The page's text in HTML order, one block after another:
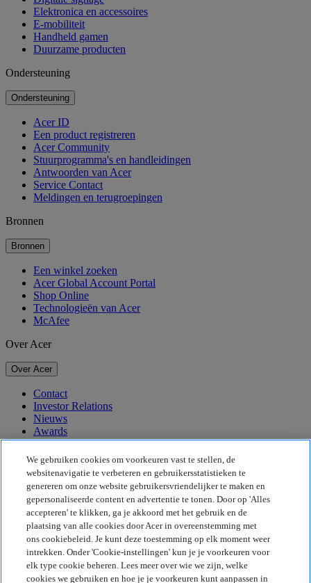
Elektronica en accessoires
E-mobiliteit
Handheld gamen
Duurzame producten
Ondersteuning
Ondersteuning
Acer ID
Een product registreren
Acer Community
Stuurprogramma's en handleidingen
Antwoorden van Acer
Service Contact
Meldingen en terugroepingen
Bronnen
Bronnen
Een winkel zoeken
Acer Global Account Portal
Shop Online
Technologieën van Acer
McAfee
Over Acer
Over Acer
Contact
Investor Relations
Nieuws
Awards
Evenementen
Duurzaamheid
Duurzaamheid
Maatschappelijk verantwoord ondernemen
De CO2-voetafdruk van het product
Project Humanity
Earthion
Privacybeleid
We gebruiken cookies om voorkeuren vast te stellen, de
websitenavigatie te verbeteren en gebruikersstatistieken te
genereren om onze website gebruikersvriendelijker te maken en
gepersonaliseerde content en advertentie te tonen. Door op 'Alles
accepteren' te klikken, ga je akkoord met het gebruik en de
plaatsing van alle cookies door Acer in overeenstemming met
ons cookiebeleid. Je kunt deze toestemming op elk moment weer
intrekken. Onder 'Cookie-instellingen' kun je je voorkeuren voor
elk type cookie beheren. Lees meer over wie we zijn, welke
cookies we gebruiken en hoe je je voorkeuren kunt aanpassen in